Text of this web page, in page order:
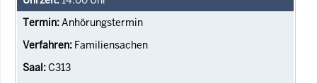
Anhörungstermin
Familiensachen
C313